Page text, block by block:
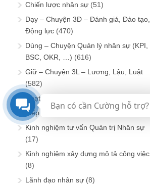
Chiến lược nhân sự (51)
Dạy – Chuyện 3Đ – Đánh giá, Đào tạo,
Động lực (470)
Dùng – Chuyện Quản lý nhân sự (KPI,
BSC, OKR, …) (616)
Giữ – Chuyện 3L – Lương, Lậu, Luật
(582)
Hoạt động cộng đồng Nhân sự Vn
Kiếp người
Kinh nghiệm tư vấn Quản trị Nhân sự
(17)
Kinh nghiệm xây dựng mô tả công việc
(8)
Lãnh đạo nhân sự (8)
Bạn có cần Cường hỗ trợ?